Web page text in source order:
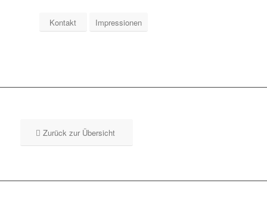
Kontakt Impressionen
Zurück zur Übersicht